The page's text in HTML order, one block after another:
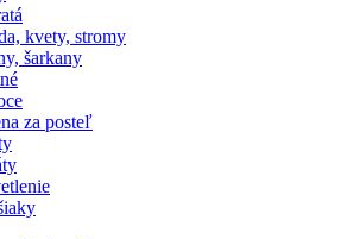
kvety, stromy
šarkany
za posteľ